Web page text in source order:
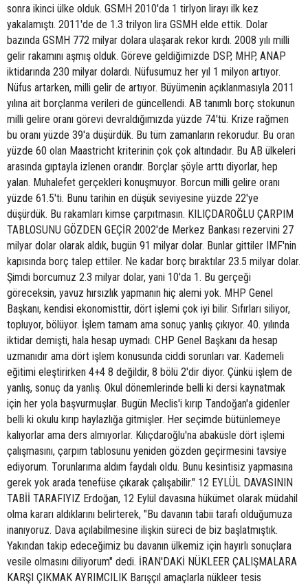
sonra ikinci ülke olduk. GSMH 2010'da 1 tirlyon lirayı ilk kez
yakalamıştı. 2011'de de 1.3 trilyon lira GSMH elde ettik. Dolar
bazında GSMH 772 milyar dolara ulaşarak rekor kırdı. 2008 yılı milli
gelir rakamını aşmış olduk. Göreve geldiğimizde DSP, MHP, ANAP
iktidarında 230 milyar dolardı. Nüfusumuz her yıl 1 milyon artıyor.
Nüfus artarken, milli gelir de artıyor. Büyümenin açıklanmasıyla 2011
yılına ait borçlanma verileri de güncellendi. AB tanımlı borç stokunun
milli gelire oranı görevi devraldığımızda yüzde 74'tü. Krize rağmen
bu oranı yüzde 39'a düşürdük. Bu tüm zamanların rekorudur. Bu oran
yüzde 60 olan Maastricht kriterinin çok çok altındadır. Bu AB ülkeleri
arasında gıptayla izlenen orandır. Borçlar şöyle arttı diyorlar, hep
yalan. Muhalefet gerçekleri konuşmuyor. Borcun milli gelire oranı
yüzde 61.5'ti. Bunu tarihin en düşük seviyesine yüzde 22'ye
düşürdük. Bu rakamları kimse çarpıtmasın. KILIÇDAROĞLU ÇARPIM
TABLOSUNU GÖZDEN GEÇİR 2002'de Merkez Bankası rezervini 27
milyar dolar olarak aldık, bugün 91 milyar dolar. Bunlar gittiler IMF'nin
kapısında borç talep ettiler. Ne kadar borç bıraktılar 23.5 milyar dolar.
Şimdi borcumuz 2.3 milyar dolar, yani 10'da 1. Bu gerçeği
göreceksin, yavuz hırsızlık yapmanın hiç alemi yok. MHP Genel
Başkanı, kendisi ekonomisttir, dört işlemi çok iyi bilir. Sıfırları siliyor,
topluyor, bölüyor. İşlem tamam ama sonuç yanlış çıkıyor. 40. yılında
iktidar demişti, hala hesap uymadı. CHP Genel Başkanı da hesap
uzmanıdır ama dört işlem konusunda ciddi sorunları var. Kademeli
eğitimi eleştirirken 4+4 8 değildir, 8 bölü 2'dir diyor. Çünkü işlem de
yanlış, sonuç da yanlış. Okul dönemlerinde belli ki dersi kaynatmak
için her yola başvurmuşlar. Bugün Meclis'i kırıp Tandoğan'a gidenler
belli ki okulu kırıp haylazlığa gitmişler. Her seçimde bütünlemeye
kalıyorlar ama ders almıyorlar. Kılıçdaroğlu'na abaküsle dört işlemi
çalışmasını, çarpım tablosunu yeniden gözden geçirmesini tavsiye
ediyorum. Torunlarıma aldım faydalı oldu. Bunu kesintisiz yapmasına
gerek yok arada tenefüse çıkarak çalışabilir." 12 EYLÜL DAVASININ
TABİİ TARAFIYIZ Erdoğan, 12 Eylül davasına hükümet olarak müdahil
olma kararı aldıklarını belirterek, "Bu davanın tabii tarafı olduğumuza
inanıyoruz. Dava açılabilmesine ilişkin süreci de biz başlatmıştık.
Yakından takip edeceğimiz bu davanın ülkemiz için hayırlı sonuçlara
vesile olmasını diliyorum" dedi. İRAN'DAKİ NÜKLEER ÇALIŞMALARA
KARŞI ÇIKMAK AYRIMCILIK Barışçıl amaçlarla nükleer tesis